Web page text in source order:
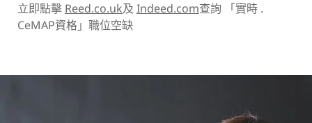
立即點擊 Reed.co.uk及 Indeed.com查詢 「實時 .
CeMAP資格」職位空缺